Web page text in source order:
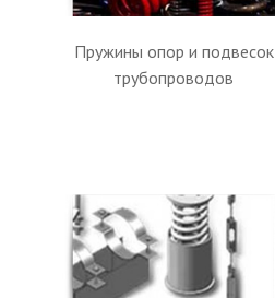
Пружины опор и подвесок
трубопроводов